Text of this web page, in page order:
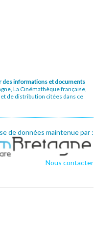
des informations et documents
La Cinémathèque française,
de distribution citées dans ce
de données maintenue par :
Nous contacter